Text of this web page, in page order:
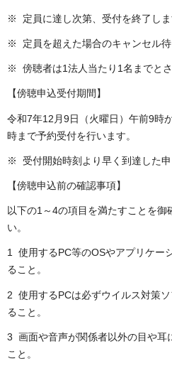
※ 定員に達し次第、受付を終了しま
※ 定員を超えた場合のキャンセル待
※ 傍聴者は1法人当たり1名までとさ
【傍聴申込受付期間】
令和7年12月9日（火曜日）午前9時
時まで予約受付を行います。
※ 受付開始時刻より早く到達した申
【傍聴申込前の確認事項】
以下の1～4の項目を満たすことを御
い。
1 使用するPC等のOSやアプリケー
ること。
2 使用するPCは必ずウイルス対策
ること。
3 画面や音声が関係者以外の目や耳
こと。